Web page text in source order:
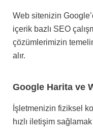
Web sitenizin
içerik bazlı SEO
çözümlerimizin
alır.
Google Harita ve
İşletmenizin fiziksel
hızlı iletişim